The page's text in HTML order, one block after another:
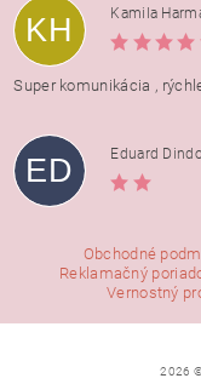
KH
Kamila
Super komunikácia ,
ED Eduard
Obchodné
Reklamačný
Vernostný
2026 ©